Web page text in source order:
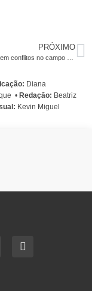
PRÓXIMO
Diana
• Redação: Beatriz
Kevin Miguel